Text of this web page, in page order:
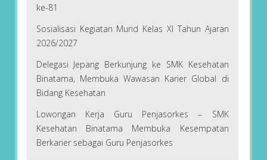
ke-81
Sosialisasi Kegiatan Murid Kelas XI Tahun Ajaran
2026/2027
Delegasi Jepang Berkunjung ke SMK Kesehatan
Binatama, Membuka Wawasan Karier Global di
Bidang Kesehatan
Lowongan Kerja Guru Penjasorkes – SMK
Kesehatan Binatama Membuka Kesempatan
Berkarier sebagai Guru Penjasorkes